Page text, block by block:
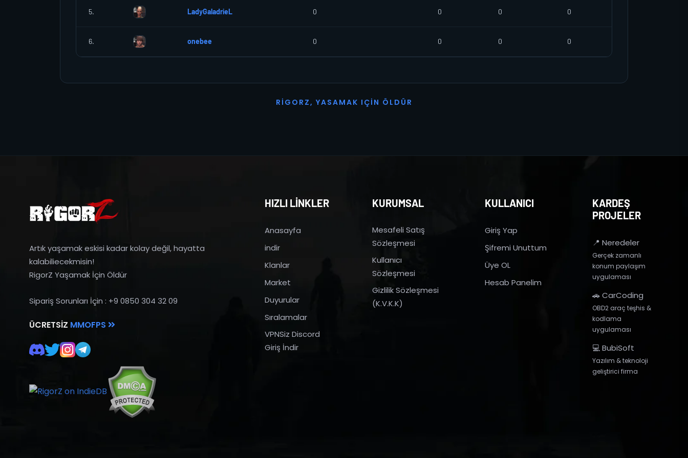
5. LadyGaladrieL 0 0 0 0
6. onebee 0 0 0 0
R I G O R Z, YASAMAK I ÇI N Ö L D Ü R
Artık yaşamak eskisi kadar kolay değil, hayatta
kalabiliecekmisin!
RigorZ Yaşamak İçin Öldür
Sipariş Sorunları İçin : +9 0850 304 32 09
ÜCRETSIZ MMOFPS
HIZLI LİNKLER
Anasayfa
indir
Klanlar
Market
Duyurular
Sıralamalar
VPNSiz Discord
Giriş İndir
KURUMSAL
Mesafeli Satış
Sözleşmesi
Kullanıcı
Sözleşmesi
Gizlilik Sözleşmesi
(K.V.K.K)
KULLANICI
Giriş Yap
Şifremi Unuttum
Üye OL
Hesab Panelim
KARDEŞ
PROJELER
📍 Neredeler
Gerçek zamanlı
konum paylaşım
uygulaması
🚗 CarCoding
OBD2 araç teşhis &
kodlama
uygulaması
💻 BubiSoft
Yazılım & teknoloji
geliştirici firma